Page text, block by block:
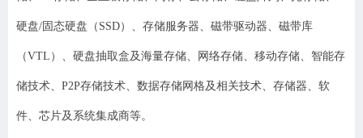
硬盘/固态硬盘（SSD）、存储服务器、磁带驱动器、磁带库
（VTL）、硬盘抽取盒及海量存储、网络存储、移动存储、智能存
储技术、P2P存储技术、数据存储网格及相关技术、存储器、软
件、芯片及系统集成商等。